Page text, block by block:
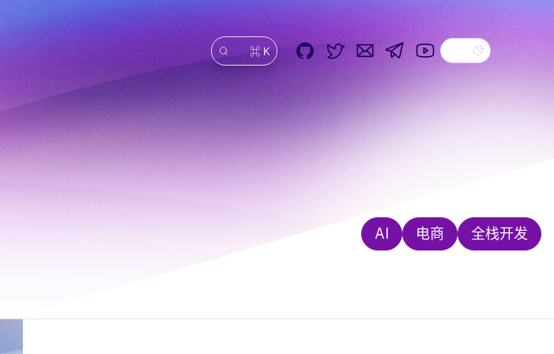
⌘ K
搜索 GitHub
Twitter
EmailTelegram
YouTube
Dark theme
AI 电商 全栈开发